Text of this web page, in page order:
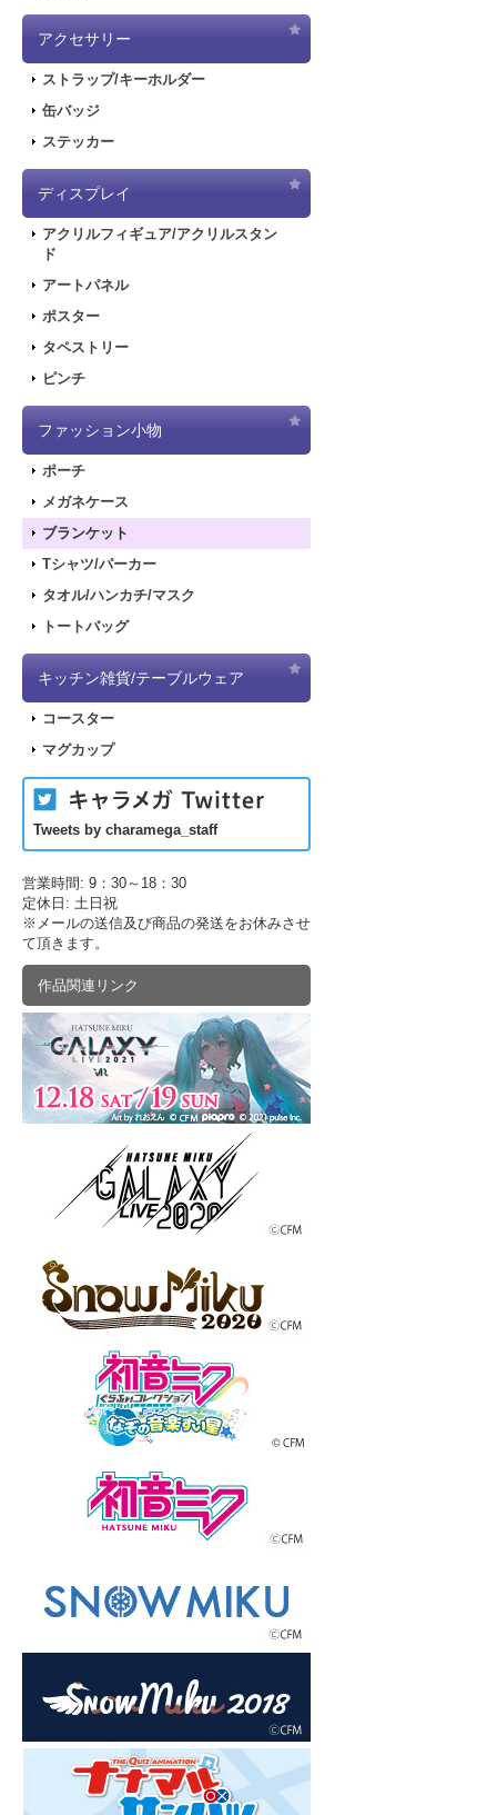
アクセサリー
ストラップ/キーホルダー
缶バッジ
ステッカー
ディスプレイ
アクリルフィギュア/アクリルスタン
ド
アートパネル
ポスター
タペストリー
ピンチ
ファッション小物
ポーチ
メガネケース
ブランケット
Tシャツ/パーカー
タオル/ハンカチ/マスク
トートバッグ
キッチン雑貨/テーブルウェア
コースター
マグカップ
Tweets by charamega_staff
営業時間: 9：30～18：30
定休日: 土日祝
※メールの送信及び商品の発送をお休みさせ
て頂きます。
作品関連リンク